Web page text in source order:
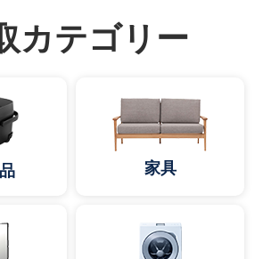
カテゴリー
家具